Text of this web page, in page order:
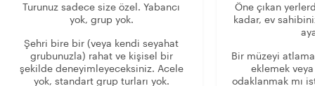
Turunuz sadece size özel. Yabancı
yok, grup yok.
Şehri bire bir (veya kendi seyahat
grubunuzla) rahat ve kişisel bir
şekilde deneyimleyeceksiniz. Acele
yok, standart grup turları yok.
Öne çıkan
kadar, ev
Bir müzeyi
eklemek
odaklanmak mı